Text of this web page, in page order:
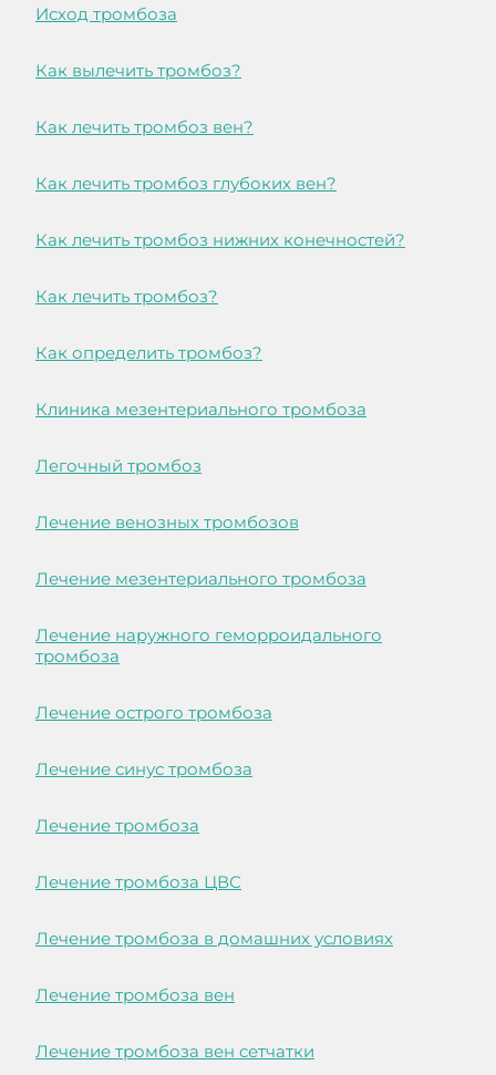
Исход тромбоза
Как вылечить тромбоз?
Как лечить тромбоз вен?
Как лечить тромбоз глубоких вен?
Как лечить тромбоз нижних конечностей?
Как лечить тромбоз?
Как определить тромбоз?
Клиника мезентериального тромбоза
Легочный тромбоз
Лечение венозных тромбозов
Лечение мезентериального тромбоза
Лечение наружного геморроидального
тромбоза
Лечение острого тромбоза
Лечение синус тромбоза
Лечение тромбоза
Лечение тромбоза ЦВС
Лечение тромбоза в домашних условиях
Лечение тромбоза вен
Лечение тромбоза вен сетчатки